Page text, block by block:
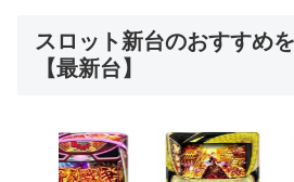
スロット新台のおすすめ
【最新台】